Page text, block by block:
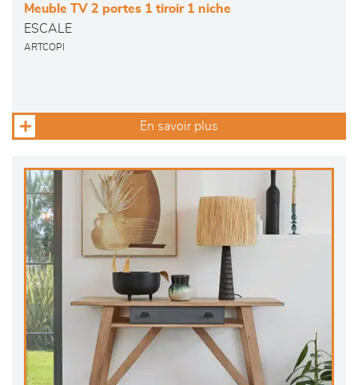
Meuble TV 2 portes 1 tiroir 1 niche
ESCALE
ARTCOPI
En savoir plus